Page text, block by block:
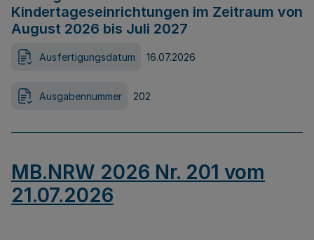
Kindertageseinrichtungen im Zeitraum von
August 2026 bis Juli 2027
Ausfertigungsdatum 16.07.2026
Ausgabennummer 202
MB.NRW 2026 Nr. 201 vom
21.07.2026